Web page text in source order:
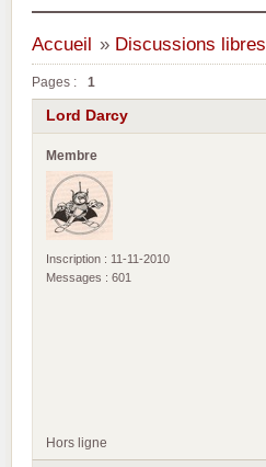
Accueil » Discussions libres
Pages : 1
Lord Darcy
Membre
Inscription : 11-11-2010
Messages : 601
Hors ligne